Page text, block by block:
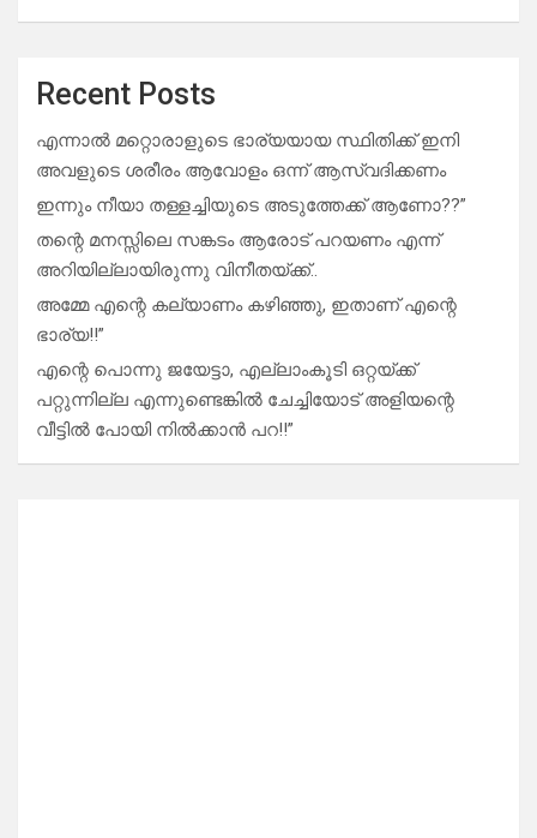
Recent Posts
എന്നാൽ മറ്റൊരാളുടെ ഭാര്യയായ സ്ഥിതിക്ക് ഇനി
അവളുടെ ശരീരം ആവോളം ഒന്ന് ആസ്വദിക്കണം
ഇന്നും നീയാ തള്ളച്ചിയുടെ അടുത്തേക്ക് ആണോ??”
തന്റെ മനസ്സിലെ സങ്കടം ആരോട് പറയണം എന്ന്
അറിയില്ലായിരുന്നു വിനീതയ്ക്ക്..
അമ്മേ എന്റെ കല്യാണം കഴിഞ്ഞു, ഇതാണ് എന്റെ
ഭാര്യ!!”
എന്റെ പൊന്നു ജയേട്ടാ, എല്ലാംകൂടി ഒറ്റയ്ക്ക്
പറ്റുന്നില്ല എന്നുണ്ടെങ്കിൽ ചേച്ചിയോട് അളിയന്റെ
വീട്ടിൽ പോയി നിൽക്കാൻ പറ!!”